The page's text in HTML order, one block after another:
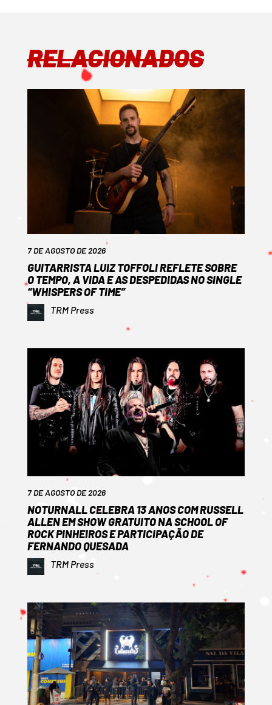
RELACIONADOS
7 DE AGOSTO DE 2026
GUITARRISTA LUIZ TOFFOLI REFLETE SOBRE
O TEMPO, A VIDA E AS DESPEDIDAS NO SINGLE
“WHISPERS OF TIME”
TRM Press
7 DE AGOSTO DE 2026
NOTURNALL CELEBRA 13 ANOS COM RUSSELL
ALLEN EM SHOW GRATUITO NA SCHOOL OF
ROCK PINHEIROS E PARTICIPAÇÃO DE
FERNANDO QUESADA
TRM Press